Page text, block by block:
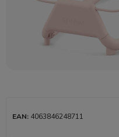
EAN: 4063846248711